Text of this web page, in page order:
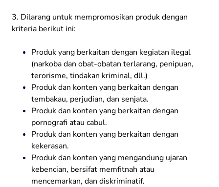
3. Dilarang untuk mempromosikan produk dengan
kriteria berikut ini:
Produk yang berkaitan dengan kegiatan ilegal
(narkoba dan obat-obatan terlarang, penipuan,
terorisme, tindakan kriminal, dll.)
Produk dan konten yang berkaitan dengan
tembakau, perjudian, dan senjata.
Produk dan konten yang berkaitan dengan
pornografi atau cabul.
Produk dan konten yang berkaitan dengan
kekerasan.
Produk dan konten yang mengandung ujaran
kebencian, bersifat memfitnah atau
mencemarkan, dan diskriminatif.